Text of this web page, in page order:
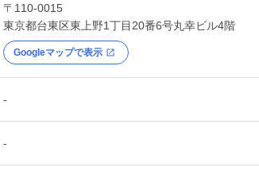
〒110-0015
東京都台東区東上野1丁目20番6号丸幸ビル4階
Googleマップで表示
-
-